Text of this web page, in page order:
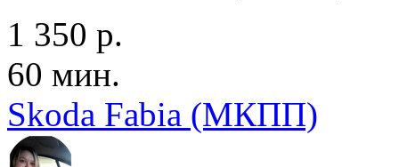
1 350 р.
60 мин.
Skoda Fabia (МКПП)